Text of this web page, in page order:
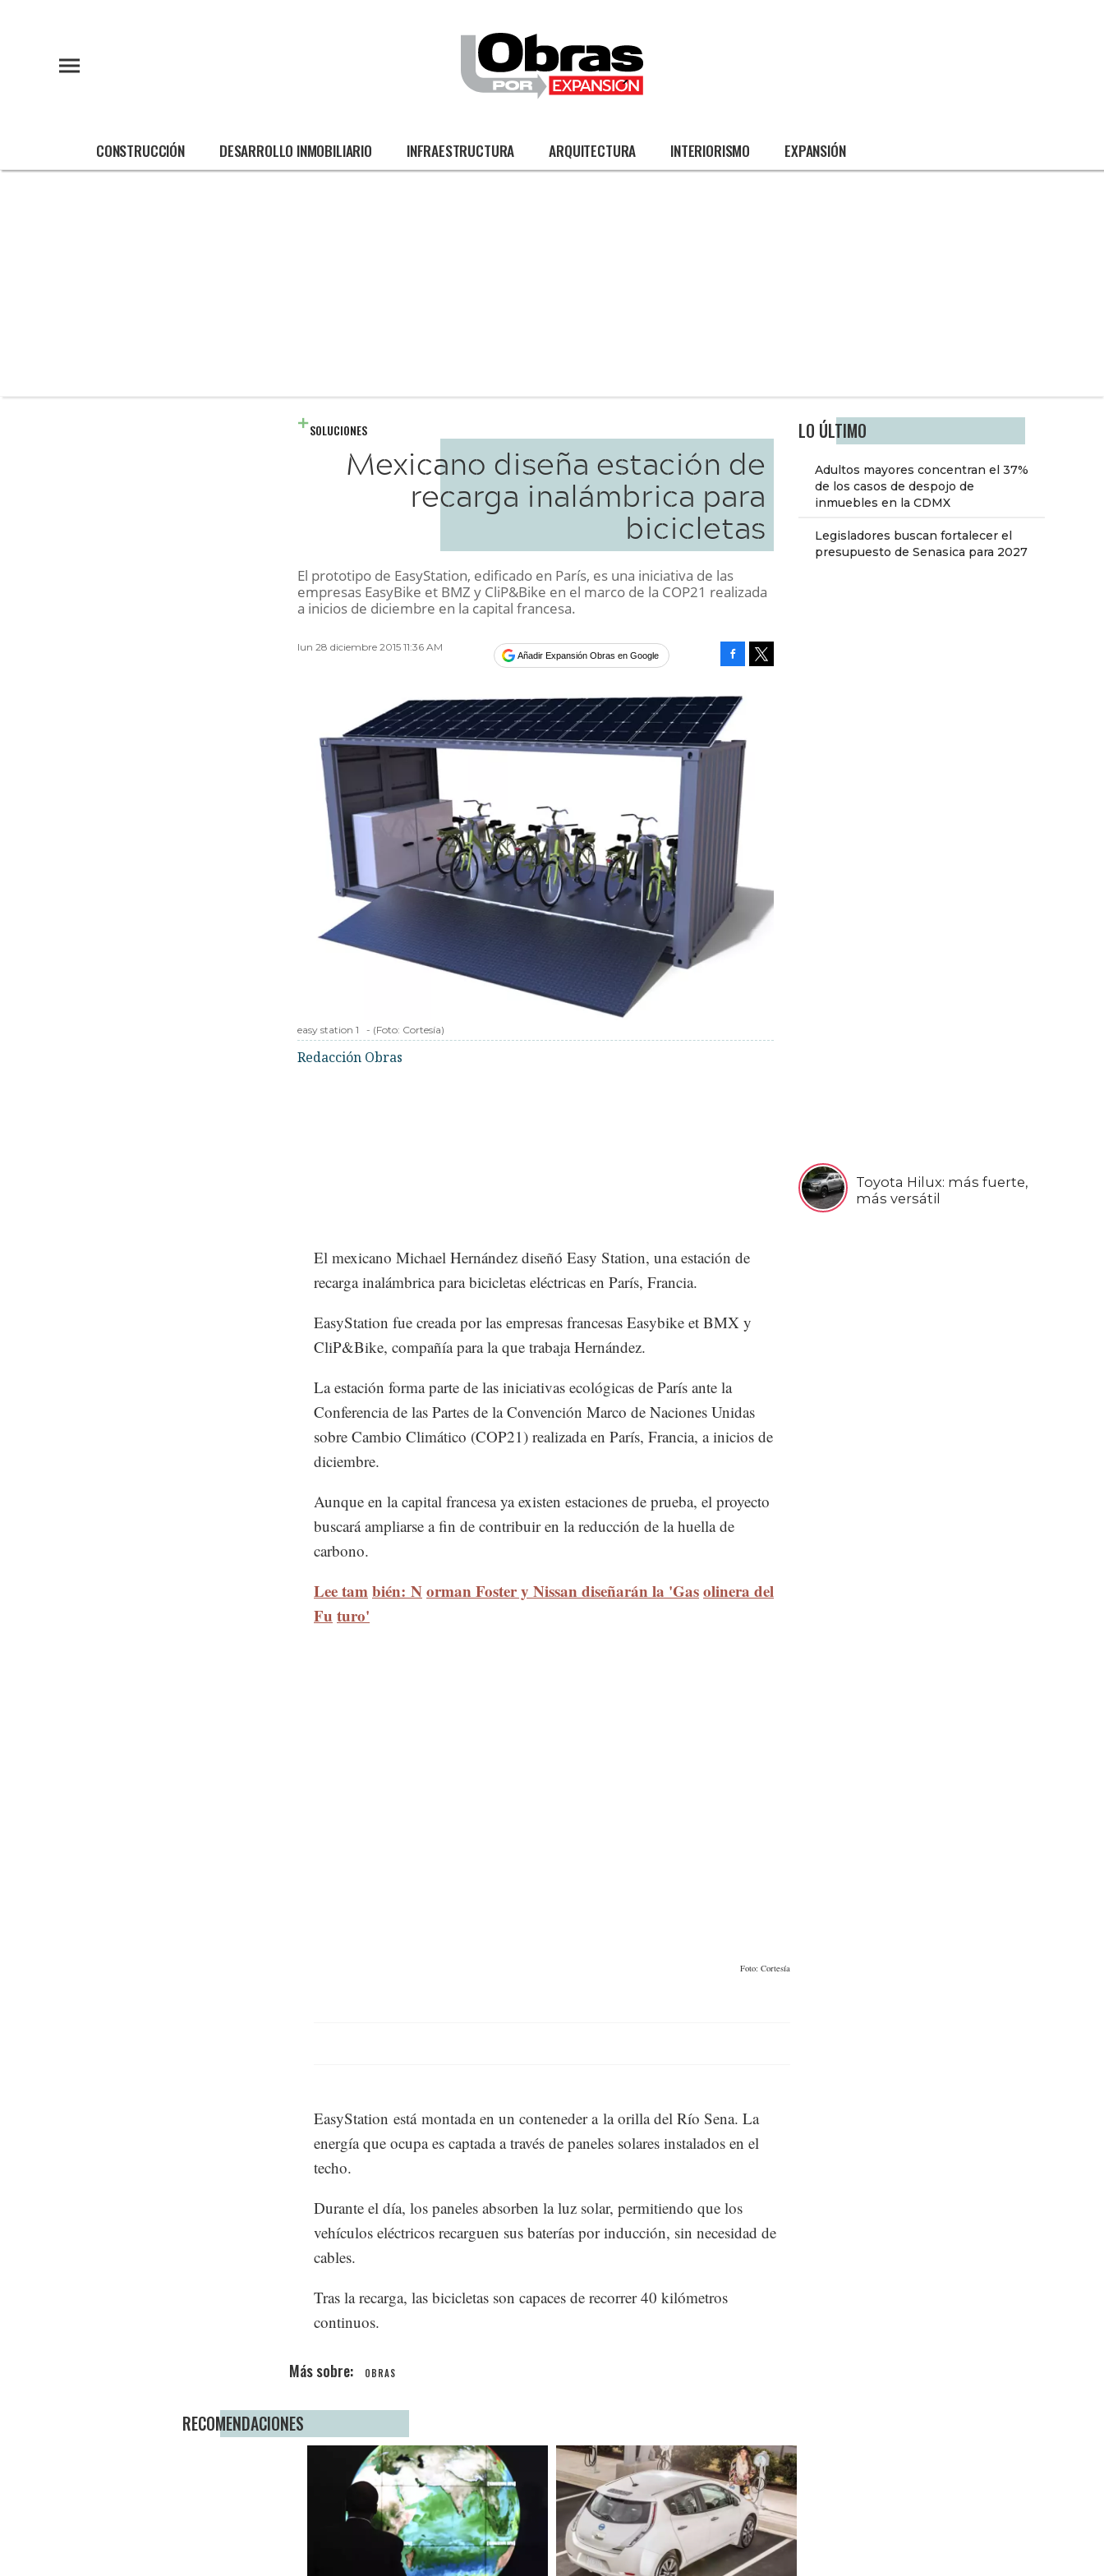
CONSTRUCCIÓN DESARROLLO INMOBILIARIO INFRAESTRUCTURA ARQUITECTURA INTERIORISMO EXPANSIÓN
LO ÚLTIMO
Adultos mayores concentran el 37%
de los casos de despojo de
inmuebles en la CDMX
Legisladores buscan fortalecer el
presupuesto de Senasica para 2027
Toyota Hilux: más fuerte,
más versátil
SOLUCIONES
Mexicano diseña estación de
recarga inalámbrica para
bicicletas
El prototipo de EasyStation, edificado en París, es una iniciativa de las
empresas EasyBike et BMZ y CliP&Bike en el marco de la COP21 realizada
a inicios de diciembre en la capital francesa.
lun 28 diciembre 2015 11:36 AM
Añadir Expansión Obras en Google
easy station 1 - (Foto: Cortesía)
Redacción Obras
El mexicano Michael Hernández diseñó Easy Station, una estación de
recarga inalámbrica para bicicletas eléctricas en París, Francia.
EasyStation fue creada por las empresas francesas Easybike et BMX y
CliP&Bike, compañía para la que trabaja Hernández.
La estación forma parte de las iniciativas ecológicas de París ante la
Conferencia de las Partes de la Convención Marco de Naciones Unidas
sobre Cambio Climático (COP21) realizada en París, Francia, a inicios de
diciembre.
Aunque en la capital francesa ya existen estaciones de prueba, el proyecto
buscará ampliarse a fin de contribuir en la reducción de la huella de
carbono.
Lee también: Norman Foster y Nissan diseñarán la 'Gasolinera del
Fu turo'
Foto: Cortesía
EasyStation está montada en un conteneder a la orilla del Río Sena. La
energía que ocupa es captada a través de paneles solares instalados en el
techo.
Durante el día, los paneles absorben la luz solar, permitiendo que los
vehículos eléctricos recarguen sus baterías por inducción, sin necesidad de
cables.
Tras la recarga, las bicicletas son capaces de recorrer 40 kilómetros
continuos.
OBRAS
RECOMENDACIONES